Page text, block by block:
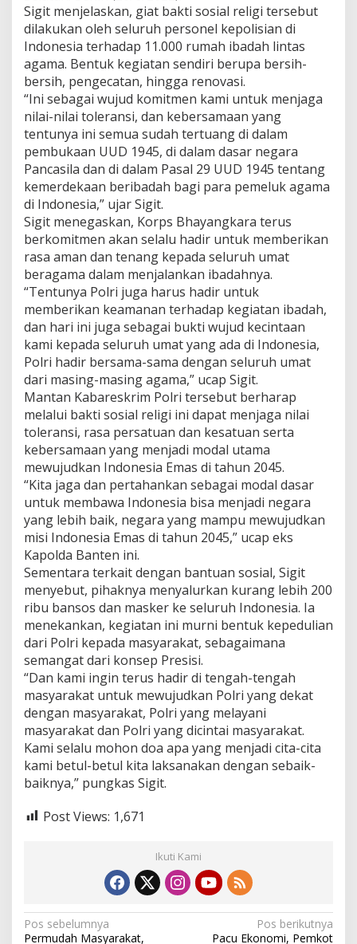
m
e
n
B
e
r
a
n
A
m
a
n
d
a
n
T
n
a
n
g
S
e
l
u
r
u
U
m
a
t
Sigit menjelaskan, giat bakti sosial religi tersebut
dilakukan oleh seluruh personel kepolisian di
Indonesia terhadap 11.000 rumah ibadah lintas
agama. Bentuk kegiatan sendiri berupa bersih-
bersih, pengecatan, hingga renovasi.
“Ini sebagai wujud komitmen kami untuk menjaga
nilai-nilai toleransi, dan kebersamaan yang
tentunya ini semua sudah tertuang di dalam
pembukaan UUD 1945, di dalam dasar negara
Pancasila dan di dalam Pasal 29 UUD 1945 tentang
kemerdekaan beribadah bagi para pemeluk agama
di Indonesia,” ujar Sigit.
Sigit menegaskan, Korps Bhayangkara terus
berkomitmen akan selalu hadir untuk memberikan
rasa aman dan tenang kepada seluruh umat
beragama dalam menjalankan ibadahnya.
“Tentunya Polri juga harus hadir untuk
memberikan keamanan terhadap kegiatan ibadah,
dan hari ini juga sebagai bukti wujud kecintaan
kami kepada seluruh umat yang ada di Indonesia,
Polri hadir bersama-sama dengan seluruh umat
dari masing-masing agama,” ucap Sigit.
Mantan Kabareskrim Polri tersebut berharap
melalui bakti sosial religi ini dapat menjaga nilai
toleransi, rasa persatuan dan kesatuan serta
kebersamaan yang menjadi modal utama
mewujudkan Indonesia Emas di tahun 2045.
“Kita jaga dan pertahankan sebagai modal dasar
untuk membawa Indonesia bisa menjadi negara
yang lebih baik, negara yang mampu mewujudkan
misi Indonesia Emas di tahun 2045,” ucap eks
Kapolda Banten ini.
Sementara terkait dengan bantuan sosial, Sigit
menyebut, pihaknya menyalurkan kurang lebih 200
ribu bansos dan masker ke seluruh Indonesia. Ia
menekankan, kegiatan ini murni bentuk kepedulian
dari Polri kepada masyarakat, sebagaimana
semangat dari konsep Presisi.
“Dan kami ingin terus hadir di tengah-tengah
masyarakat untuk mewujudkan Polri yang dekat
dengan masyarakat, Polri yang melayani
masyarakat dan Polri yang dicintai masyarakat.
Kami selalu mohon doa apa yang menjadi cita-cita
kami betul-betul kita laksanakan dengan sebaik-
baiknya,” pungkas Sigit.
Post Views: 1,671
Ikuti Kami
N
Pos sebelumnya
Permudah Masyarakat,
Pos berikutnya
Pacu Ekonomi, Pemkot